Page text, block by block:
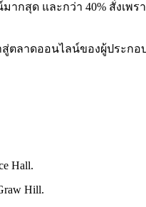
กสุด และกว่า 40% สั่งเพ
สู่ตลาดออนไลน์ของผู้ประ
Hall.
Hill.